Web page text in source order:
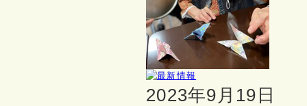
2023年9月19日